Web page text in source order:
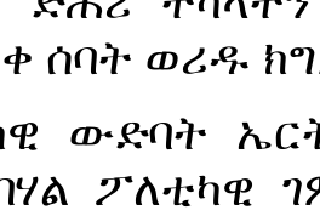
ሰባት ወሪዱ
ውድባት
ፖለቲካዊ